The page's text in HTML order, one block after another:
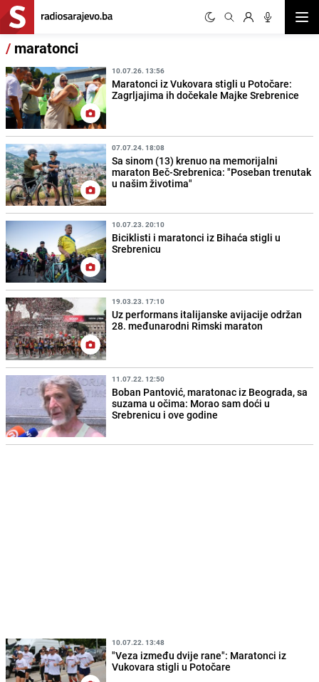
/ maratonci
10.07.26. 13:56
Maratonci iz Vukovara stigli u Potočare:
Zagrljajima ih dočekale Majke Srebrenice
07.07.24. 18:08
Sa sinom (13) krenuo na memorijalni
maraton Beč-Srebrenica: "Poseban trenutak
u našim životima"
10.07.23. 20:10
Biciklisti i maratonci iz Bihaća stigli u
Srebrenicu
19.03.23. 17:10
Uz performans italijanske avijacije održan
28. međunarodni Rimski maraton
11.07.22. 12:50
Boban Pantović, maratonac iz Beograda, sa
suzama u očima: Morao sam doći u
Srebrenicu i ove godine
10.07.22. 13:48
"Veza između dvije rane": Maratonci iz
Vukovara stigli u Potočare